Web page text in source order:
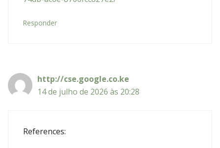
Responder
http://cse.google.co.ke
14 de julho de 2026 às 20:28
References: